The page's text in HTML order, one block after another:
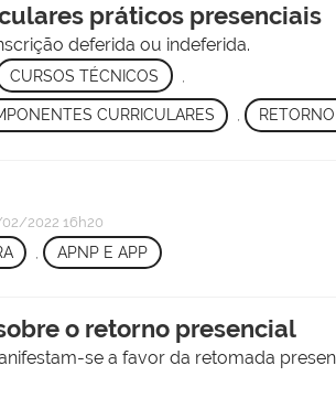
práticos presenciais
deferida ou indeferida.
CURSOS TÉCNICOS
CURRICULARES ,
2022 16h20
, APNP E APP
o retorno presencial
se a favor da retomada